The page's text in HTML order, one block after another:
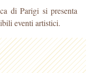
di Parigi si presenta
eventi artistici.